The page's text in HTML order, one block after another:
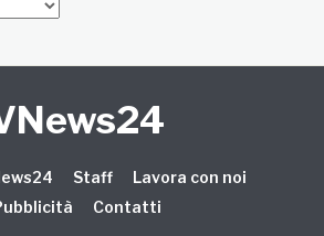
Staff
Lavora con noi
Contatti